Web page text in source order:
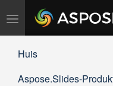
Navigation
umschalten
Huis
Aspose.Slides-